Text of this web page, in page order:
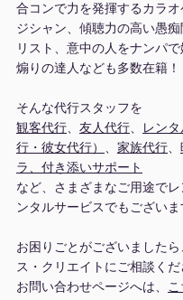
合コンで力を発揮するカラ
ジシャン、傾聴力の高い愚
リスト、意中の人をナンパ
煽りの達人なども多数在籍！
そんな代行スタッフを
観客代行、 友人代行、
レン
行・彼女代行） 、 家族代行、
ラ、付き添いサポート
など、さまざまなご用途で
ンタルサービスでもございま
お困りごとがございました
ス・クリエイトにご相談くだ
お問い合わせページへは、 こ